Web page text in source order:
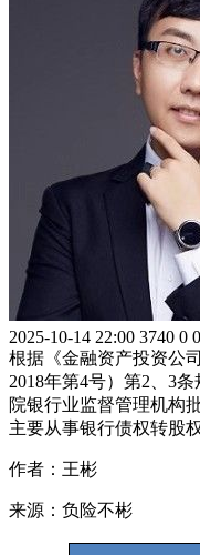
2025-10-14 22:00 3740 0 0
根据《金融资产投资公
2018年第4号）第2、3
院银行业监督管理机构
主要从事银行债权转股
作者：王彬
来源：负险不彬